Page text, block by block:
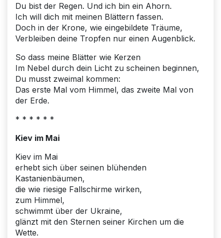
Du bist der Regen. Und ich bin ein Ahorn.
Ich will dich mit meinen Blättern fassen.
Doch in der Krone, wie eingebildete Träume,
Verbleiben deine Tropfen nur einen Augenblick.
So dass meine Blätter wie Kerzen
Im Nebel durch dein Licht zu scheinen beginnen,
Du musst zweimal kommen:
Das erste Mal vom Himmel, das zweite Mal von
der Erde.
* * * * * *
Kiev im Mai
Kiev im Mai
erhebt sich über seinen blühenden
Kastanienbäumen,
die wie riesige Fallschirme wirken,
zum Himmel,
schwimmt über der Ukraine,
glänzt mit den Sternen seiner Kirchen um die
Wette.